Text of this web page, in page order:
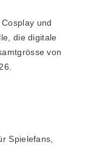
und
die digitale
von
Spielefans,